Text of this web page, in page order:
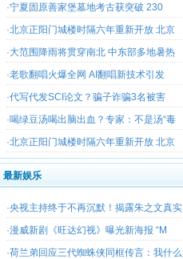
·宁夏固原善家堡墓地考古获突破 230
·北京正阳门城楼时隔六年重新开放 北京
·大范围降雨将贯穿南北 中东部多地暑热
·老歌翻唱火爆全网 AI翻唱新技术引发
·代写代发SCI论文？骗子诈骗3名被害
·喝绿豆汤喝出脑出血？专家：不是汤“毒
·北京正阳门城楼时隔六年重新开放 北京
最新娱乐
·央视主持终于不再沉默！揭露朱之文真实
·漫威新剧《旺达幻视》曝光新海报 “M
·荷兰弟回应三代蜘蛛侠同框传言：我什么